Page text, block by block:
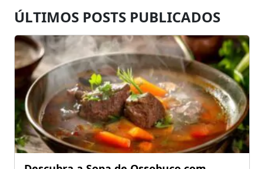
ÚLTIMOS POSTS PUBLICADOS